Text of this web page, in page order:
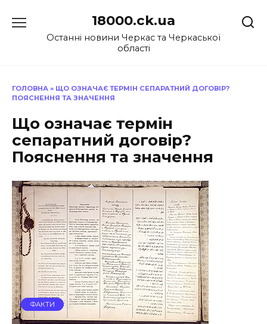
до
18000.ck.ua
Останні новини Черкас та Черкаської
області
ГОЛОВНА » ЩО ОЗНАЧАЄ ТЕРМІН СЕПАРАТНИЙ ДОГОВІР?
ПОЯСНЕННЯ ТА ЗНАЧЕННЯ
Що означає термін
сепаратний договір?
Пояснення та значення
ФАКТИ